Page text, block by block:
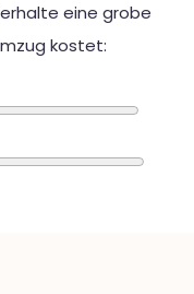
eine grobe
kostet: